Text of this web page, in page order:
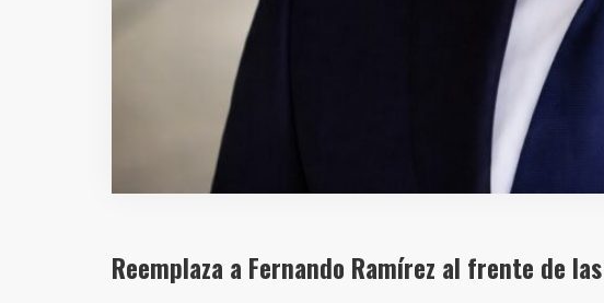
Reemplaza a Fernando Ramírez al frente de